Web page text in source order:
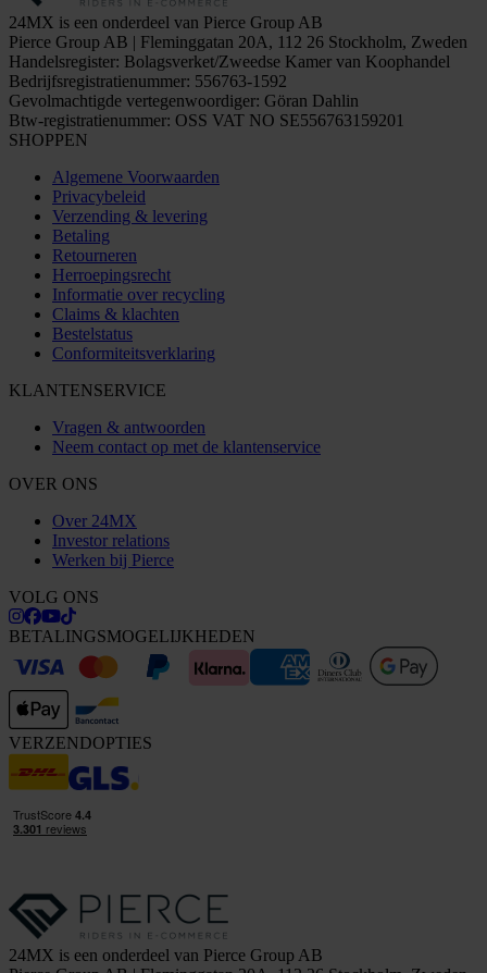
24MX is een onderdeel van Pierce Group AB
Pierce Group AB | Fleminggatan 20A, 112 26 Stockholm, Zweden
Handelsregister: Bolagsverket/Zweedse Kamer van Koophandel
Bedrijfsregistratienummer: 556763-1592
Gevolmachtigde vertegenwoordiger: Göran Dahlin
Btw-registratienummer: OSS VAT NO SE556763159201
SHOPPEN
Algemene Voorwaarden
Privacybeleid
Verzending & levering
Betaling
Retourneren
Herroepingsrecht
Informatie over recycling
Claims & klachten
Bestelstatus
Conformiteitsverklaring
KLANTENSERVICE
Vragen & antwoorden
Neem contact op met de klantenservice
OVER ONS
Over 24MX
Investor relations
Werken bij Pierce
VOLG ONS
BETALINGSMOGELIJKHEDEN
VERZENDOPTIES
24MX is een onderdeel van Pierce Group AB